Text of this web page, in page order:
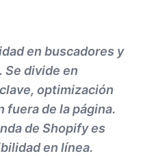
en buscadores y
divide en
optimización
fuera de la página.
de Shopify es
en línea.